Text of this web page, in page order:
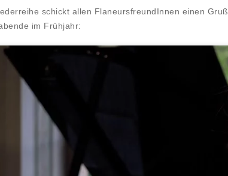
schickt allen FlaneursfreundInnen einen Gruß.
im Frühjahr: